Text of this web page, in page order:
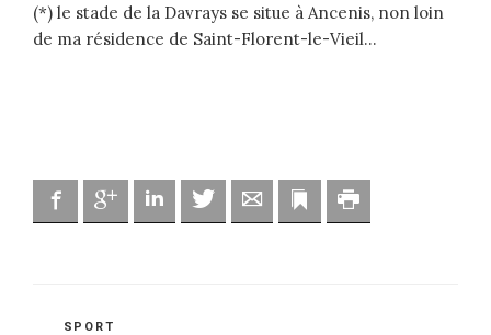
(*) le stade de la Davrays se situe à Ancenis, non loin
de ma résidence de Saint-Florent-le-Vieil…
FacebookGoogle Linkedin Twitter Adresse mailMarque-page
CATÉGORIES
SPORT